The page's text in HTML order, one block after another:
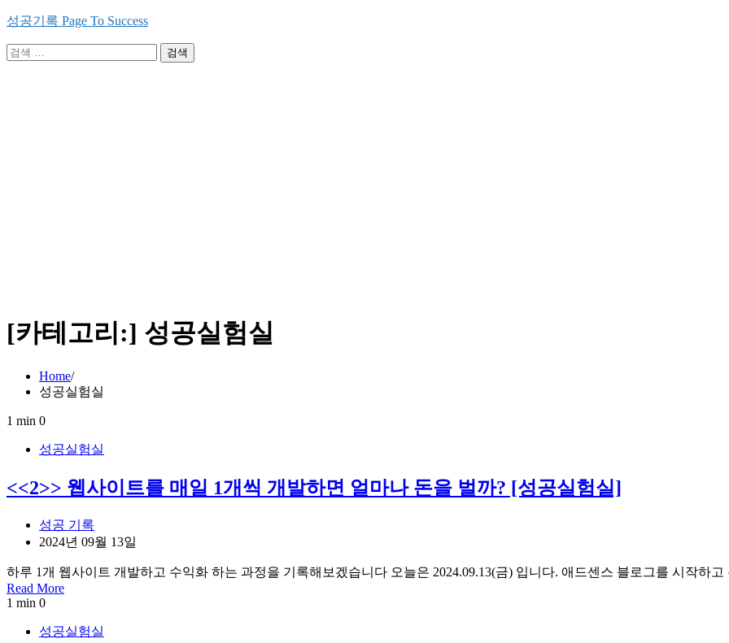
Skip
content
성공기록 Page To Success
검
[카테고리:] 성공실험실
Home
성공실험실
1 min 0
성공실험실
<<2>> 웹사이트를 매일 1개씩 개발하면 얼마나 돈을 벌까? [성공실험실]
성공 기록
2024년 09월 13일
하루 1개 웹사이트 개발하고 수익화 하는 과정을 기록해보겠습니다 오늘은 2024.09.13(금) 입니다. 애드센스 블로그를 시작하
Read More
1 min 0
성공실험실